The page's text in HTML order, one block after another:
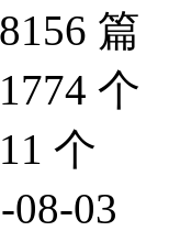
篇
个
个
08-03